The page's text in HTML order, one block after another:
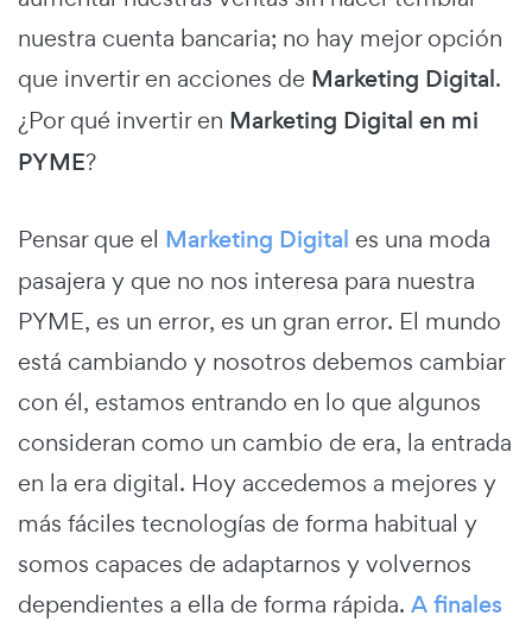
nuestra cuenta bancaria; no hay mejor opción
que invertir en acciones de Marketing Digital.
¿Por qué invertir en Marketing Digital en mi
PYME?
Pensar que el Marketing Digital es una moda
pasajera y que no nos interesa para nuestra
PYME, es un error, es un gran error. El mundo
está cambiando y nosotros debemos cambiar
con él, estamos entrando en lo que algunos
consideran como un cambio de era, la entrada
en la era digital. Hoy accedemos a mejores y
más fáciles tecnologías de forma habitual y
somos capaces de adaptarnos y volvernos
dependientes a ella de forma rápida. A finales